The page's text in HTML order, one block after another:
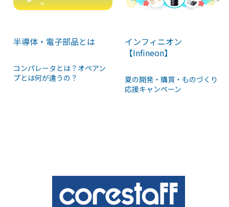
半導体・電子部品とは
コンパレータとは？オペアン
プとは何が違うの？
インフィニオン
【Infineon】
夏の開発・購買・ものづくり
応援キャンペーン